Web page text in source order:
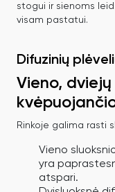
stogui ir sienoms
visam pastatui.
Difuzinių
Vieno,
Rinkoje galima rasti
Vieno
yra
atspari.